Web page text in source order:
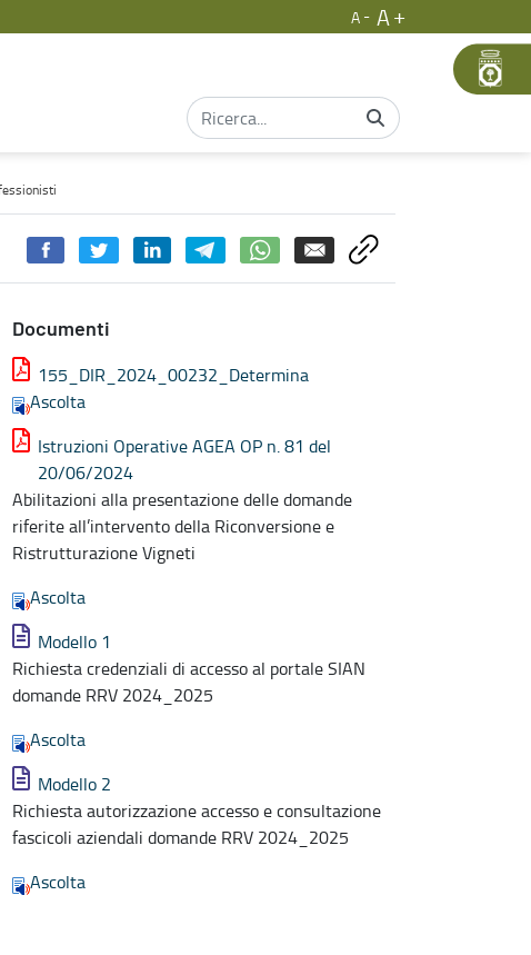
A
A
Agroalimentari
Documenti
155_DIR_2024_00232_Determina
Ascolta
Istruzioni Operative AGEA OP n. 81 del
20/06/2024
Abilitazioni alla presentazione delle domande
riferite all’intervento della Riconversione e
Ristrutturazione Vigneti
Ascolta
Modello 1
Richiesta credenziali di accesso al portale SIAN
domande RRV 2024_2025
Ascolta
Modello 2
Richiesta autorizzazione accesso e consultazione
fascicoli aziendali domande RRV 2024_2025
Ascolta